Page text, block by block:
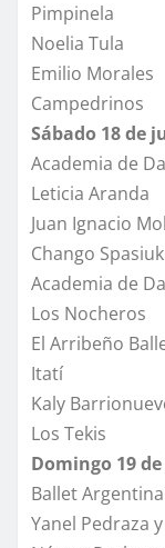
Pimpinela
Noelia Tula
Emilio Morales
Campedrinos
Sábado 18 de
Academia de
Leticia Aranda
Juan Ignacio
Chango
Academia de
Los Nocheros
El Arribeño
Itatí
Kaly
Los Tekis
Domingo 19
Ballet Argentina
Yanel Pedraza